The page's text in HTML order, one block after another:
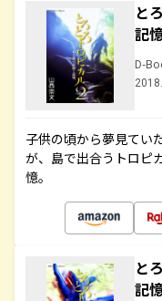
と
記
D-
子供の頃から夢見てい
が、島で出合うトロピ
憶。
と
記